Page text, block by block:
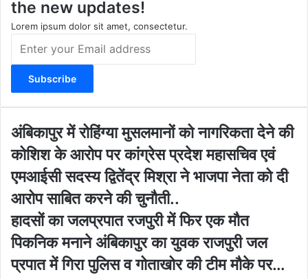
the new updates!
Lorem ipsum dolor sit amet, consectetur.
t
o
r
E
m
a
i
l
a
d
अं
का
पु
र
में
रो
हिं
ग्या
मु
स
अंबिकापुर में रोहिंग्या मुसलमानों को नागरिकता देने की
कोशिश के आरोप पर कांग्रेस प्रदेश महासचिव एवं
एमआईसी सदस्य द्वितेंद्र मिश्रा ने भाजपा नेता को दी
आरोप साबित करने की चुनौती..
हा
द
सों
का
हादसों का जलप्रपात रजपुरी में फिर एक मौत
पिकनिक मनाने अंबिकापुर का युवक राजपुरी जल
प्रपात में गिरा पुलिस व गोताखोर की टीम मौके पर…